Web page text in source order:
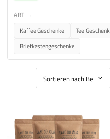
ART →
Kaffee Geschenke Tee
Briefkastengeschenke